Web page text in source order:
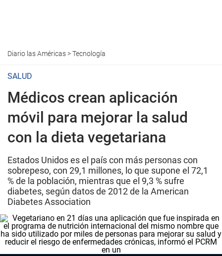
Diario las Américas>Tecnología
SALUD
Médicos crean aplicación
móvil para mejorar la salud
con la dieta vegetariana
Estados Unidos es el país con más personas con
sobrepeso, con 29,1 millones, lo que supone el 72,1
% de la población, mientras que el 9,3 % sufre
diabetes, según datos de 2012 de la American
Diabetes Association